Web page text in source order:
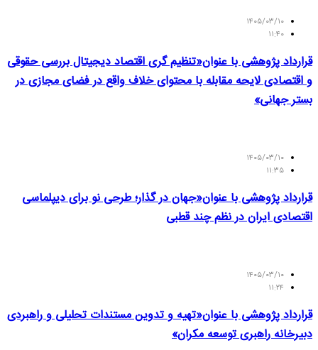
۱۴۰۵/۰۳/۱۰
۱۱:۴۰
قرارداد پژوهشی با عنوان«تنظیم گری اقتصاد دیجیتال بررسی حقوقی
و اقتصادی لایحه مقابله با محتوای خلاف واقع در فضای مجازی در
بستر جهانی»
۱۴۰۵/۰۳/۱۰
۱۱:۳۵
قرارداد پژوهشی با عنوان«جهان در گذار؛ طرحی نو برای دیپلماسی
اقتصادی ایران در نظم چند قطبی
۱۴۰۵/۰۳/۱۰
۱۱:۲۴
قرارداد پژوهشی با عنوان«تهیه و تدوین مستندات تحلیلی و راهبردی
دبیرخانه راهبری توسعه مکران»